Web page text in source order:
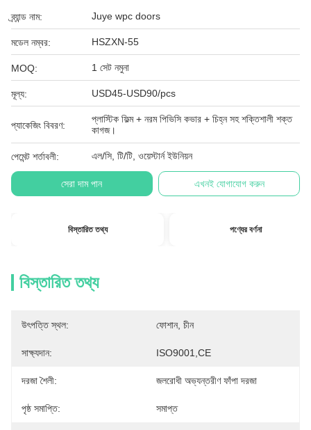
ব্র্যান্ড নাম: Juye wpc doors
মডেল নম্বর: HSZXN-55
MOQ: 1 সেট নমুনা
মূল্য: USD45-USD90/pcs
প্যাকেজিং বিবরণ:
প্লাস্টিক ফিল্ম + নরম পিভিসি কভার + চিহ্ন সহ শক্তিশালী শক্ত
কাগজ।
পেমেন্ট শর্তাবলী: এল/সি, টি/টি, ওয়েস্টার্ন ইউনিয়ন
সেরা দাম পান এখনই যোগাযোগ করুন
বিস্তারিত তথ্য পণ্যের বর্ণনা
বিস্তারিত তথ্য
উৎপত্তি স্থল: ফোশান, চীন
সাক্ষ্যদান: ISO9001,CE
দরজা শৈলী: জলরোধী অভ্যন্তরীণ ফাঁপা দরজা
পৃষ্ঠ সমাপ্তি: সমাপ্ত